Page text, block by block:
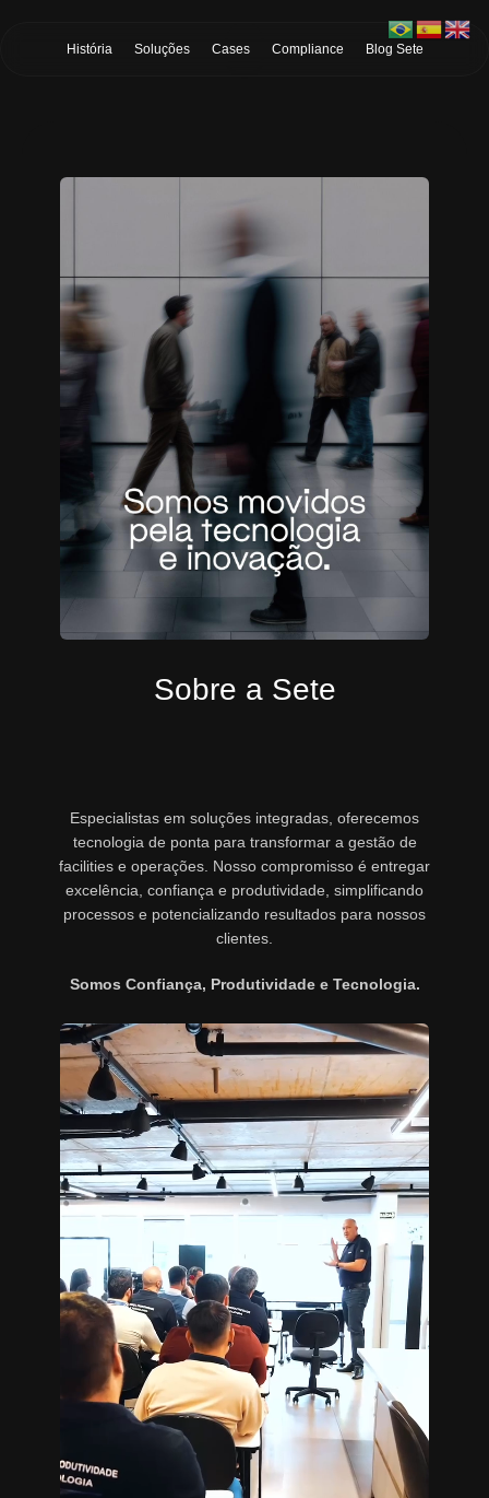
História Soluções Cases Compliance Blog Sete
Sobre a Sete
Especialistas em soluções integradas, oferecemos
tecnologia de ponta para transformar a gestão de
facilities e operações. Nosso compromisso é entregar
excelência, confiança e produtividade, simplificando
processos e potencializando resultados para nossos
clientes.
Somos Confiança, Produtividade e Tecnologia.